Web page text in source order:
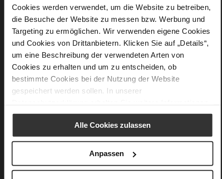
Cookies werden verwendet, um die Website zu betreiben,
die Besuche der Website zu messen bzw. Werbung und
Targeting zu ermöglichen. Wir verwenden eigene Cookies
und Cookies von Drittanbietern. Klicken Sie auf „Details“,
um eine Beschreibung der verwendeten Arten von
Cookies zu erhalten und um zu entscheiden, ob
bestimmte Cookies bei der Nutzung der Website
gespeichert werden sollen. In unserer
Alle Cookies zulassen
Anpassen